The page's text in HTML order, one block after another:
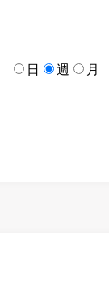
日 週 月